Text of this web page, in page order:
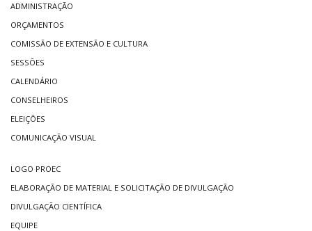
ADMINISTRAÇÃO
ORÇAMENTOS
COMISSÃO DE EXTENSÃO E CULTURA
SESSÕES
CALENDÁRIO
CONSELHEIROS
ELEIÇÕES
COMUNICAÇÃO VISUAL
LOGO PROEC
ELABORAÇÃO DE MATERIAL E SOLICITAÇÃO DE DIVULGAÇÃO
DIVULGAÇÃO CIENTÍFICA
EQUIPE